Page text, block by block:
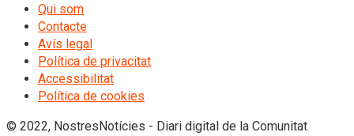
Qui som
Contacte
Avís legal
Política de privacitat
Accessibilitat
Política de cookies
© 2022, NostresNotícies - Diari digital de la Comunitat